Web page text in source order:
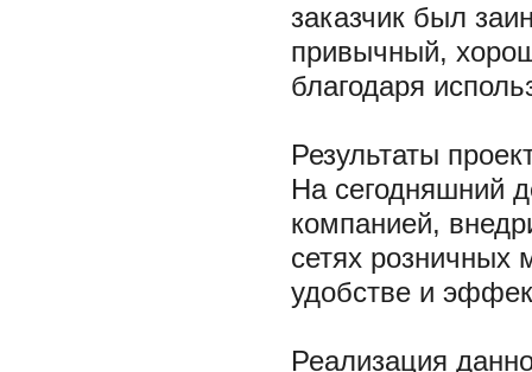
заказчик был
привычный,
благодаря
Результаты
На сегодняшний
компанией,
сетях розничных
удобстве и
Реализация